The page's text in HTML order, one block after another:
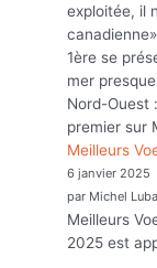
exploitée, il
1ère se
mer
Nord-Ouest
premier sur
Meilleurs
6 janvier 2025
par Michel
Meilleurs
2025 est